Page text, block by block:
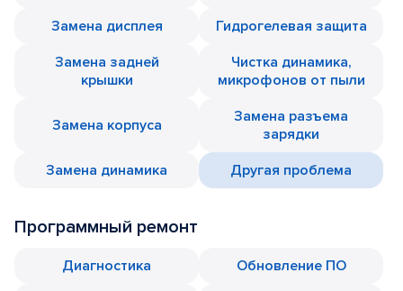
Замена дисплея
Гидрогелевая защита
Замена задней
крышки
Чистка динамика,
микрофонов от пыли
Замена корпуса
Замена разъема
зарядки
Замена динамика
Другая проблема
Программный ремонт
Диагностика Обновление ПО